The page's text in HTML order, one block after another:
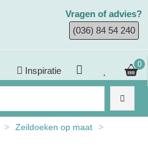
Vragen of advies?
(036) 84 54 240
Inspiratie
0
> Zeildoeken op maat
>